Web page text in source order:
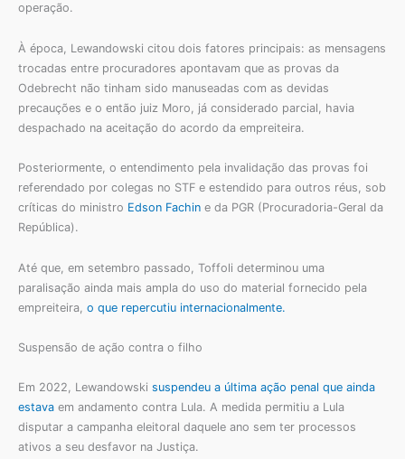
operação.
À época, Lewandowski citou dois fatores principais: as mensagens
trocadas entre procuradores apontavam que as provas da
Odebrecht não tinham sido manuseadas com as devidas
precauções e o então juiz Moro, já considerado parcial, havia
despachado na aceitação do acordo da empreiteira.
Posteriormente, o entendimento pela invalidação das provas foi
referendado por colegas no STF e estendido para outros réus, sob
críticas do ministro Edson Fachin e da PGR (Procuradoria-Geral da
República).
Até que, em setembro passado, Toffoli determinou uma
paralisação ainda mais ampla do uso do material fornecido pela
empreiteira, o que repercutiu internacionalmente.
Suspensão de ação contra o filho
Em 2022, Lewandowski suspendeu a última ação penal que ainda
estava em andamento contra Lula. A medida permitiu a Lula
disputar a campanha eleitoral daquele ano sem ter processos
ativos a seu desfavor na Justiça.